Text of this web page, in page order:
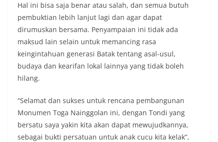
Hal ini bisa saja benar atau salah, dan semua butuh
pembuktian lebih lanjut lagi dan agar dapat
dirumuskan bersama. Penyampaian ini tidak ada
maksud lain selain untuk memancing rasa
keingintahuan generasi Batak tentang asal-usul,
budaya dan kearifan lokal lainnya yang tidak boleh
hilang.
“Selamat dan sukses untuk rencana pembangunan
Monumen Toga Nainggolan ini, dengan Tondi yang
bersatu saya yakin kita akan dapat mewujudkannya,
sebagai bukti persatuan untuk anak cucu kita kelak”,